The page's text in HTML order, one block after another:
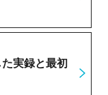
実録と最初